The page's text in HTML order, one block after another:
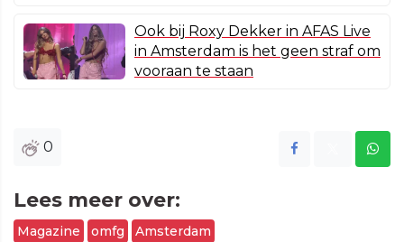
Ook bij Roxy Dekker in AFAS Live
in Amsterdam is het geen straf om
vooraan te staan
0
Lees meer over:
Magazine omfg Amsterdam